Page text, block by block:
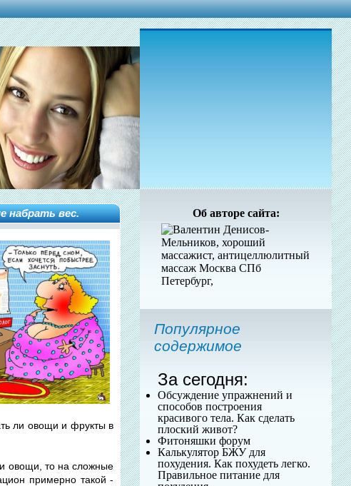
набрать вес.
ли овощи и фрукты в
и овощи, то на сложные
примерно такой -
Об авторе сайта:
Популярное
содержимое
За сегодня:
Обсуждение упражнений и
способов построения
красивого тела. Как сделать
плоский живот?
Фитоняшки форум
Калькулятор БЖУ для
похудения. Как похудеть легко.
Правильное питание для